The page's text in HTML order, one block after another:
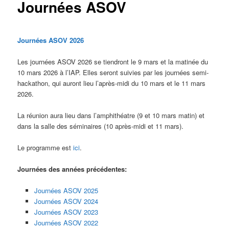
Journées ASOV
Journées ASOV 2026
Les journées ASOV 2026 se tiendront le 9 mars et la matinée du
10 mars 2026 à l’IAP. Elles seront suivies par les journées semi-
hackathon, qui auront lieu l’après-midi du 10 mars et le 11 mars
2026.
La réunion aura lieu dans l’amphithéatre (9 et 10 mars matin) et
dans la salle des séminaires (10 après-midi et 11 mars).
Le programme estici.
Journées des années précédentes:
Journées ASOV 2025
Journées ASOV 2024
Journées ASOV 2023
Journées ASOV 2022